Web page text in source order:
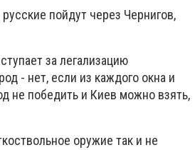
пойдут через Чернигов,
за легализацию
- нет, если из каждого окна и
не победить и Киев можно взять,
оружие так и не